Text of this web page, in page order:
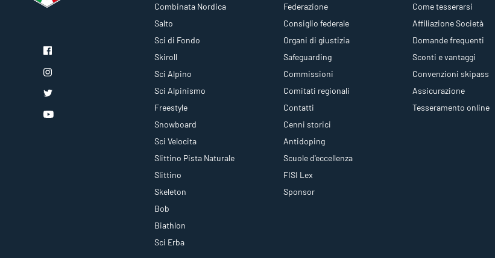
Combinata Nordica
Salto
Sci di Fondo
Skiroll
Sci Alpino
Sci Alpinismo
Freestyle
Snowboard
Sci Velocita
Slittino Pista Naturale
Slittino
Skeleton
Bob
Biathlon
Sci Erba
Federazione
Consiglio federale
Organi di giustizia
Safeguarding
Commissioni
Comitati regionali
Contatti
Cenni storici
Antidoping
Scuole d'eccellenza
FISI Lex
Sponsor
Come tesserarsi
Affiliazione Società
Domande frequenti
Sconti e vantaggi
Convenzioni skipass
Assicurazione
Tesseramento online